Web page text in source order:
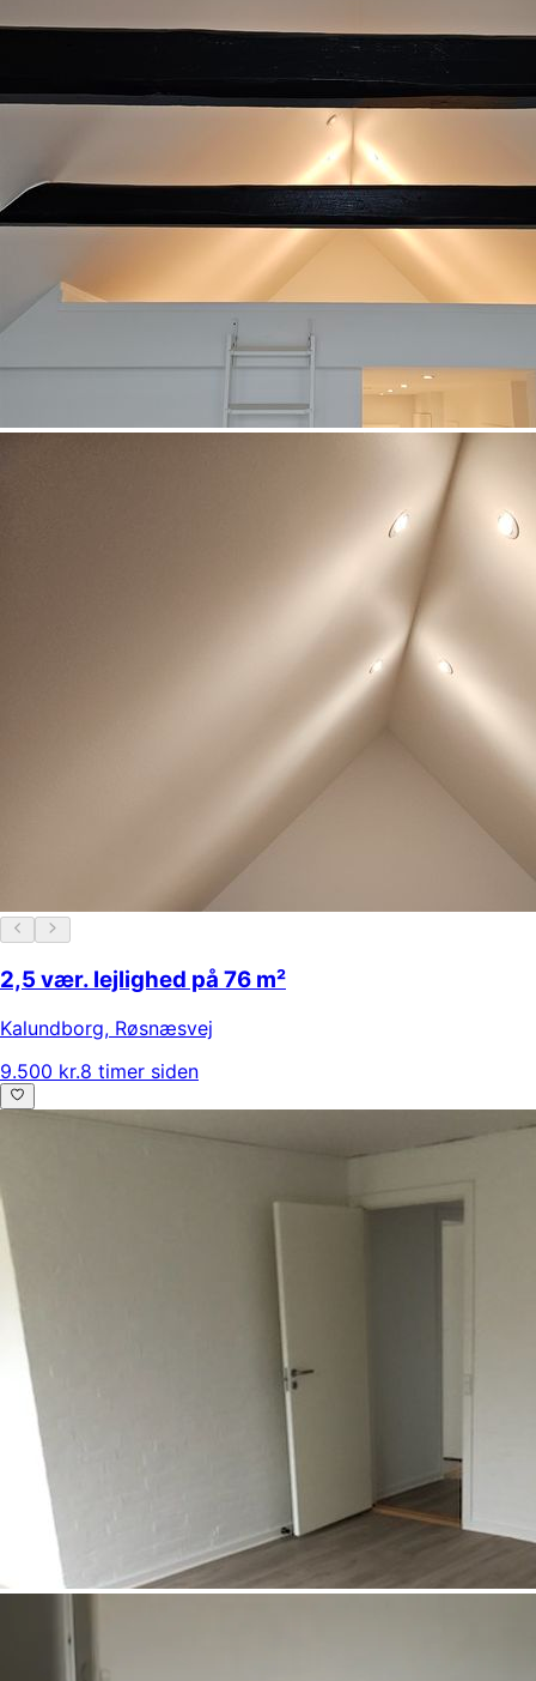
2,5 vær. lejlighed på 76 m²
Kalundborg, Røsnæsvej
9.500 kr.8 timer siden